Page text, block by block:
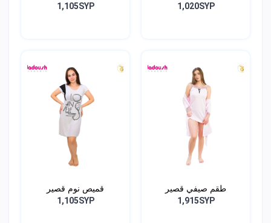
1,020SYP
1,105SYP
طقم صيفي قصير
1,915SYP
قميص نوم قصير
1,105SYP